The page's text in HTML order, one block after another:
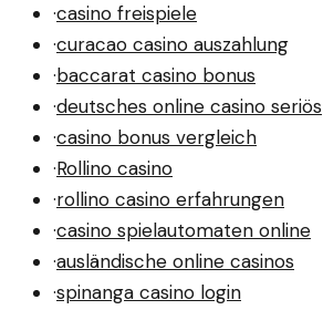
·casino freispiele
·curacao casino auszahlung
·baccarat casino bonus
·deutsches online casino seriös
·casino bonus vergleich
·Rollino casino
·rollino casino erfahrungen
·casino spielautomaten online
·ausländische online casinos
·spinanga casino login